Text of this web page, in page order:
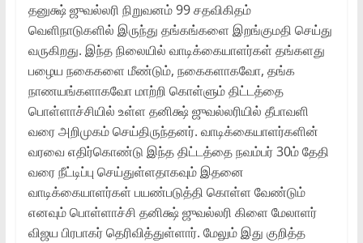
தனுக்ஷ் ஜுவல்லரி நிறுவனம் 99 சதவிகிதம்
வெளிநாடுகளில் இருந்து தங்கங்களை இறங்குமதி செய்து
வருகிறது. இந்த நிலையில் வாடிக்கையாளர்கள் தங்களது
பழைய நகைகளை மீண்டும், நகைகளாகவோ, தங்க
நாணயங்களாகவோ மாற்றி கொள்ளும் திட்டத்தை
பொள்ளாச்சியில் உள்ள தனிக்ஷ் ஜுவல்லரியில் தீபாவளி
வரை அறிமுகம் செய்திருந்தனர். வாடிக்கையாளர்களின்
வரவை எதிர்கொண்டு இந்த திட்டத்தை நவம்பர் 30ம் தேதி
வரை நீட்டிப்பு செய்துள்ளதாகவும் இதனை
வாடிக்கையாளர்கள் பயண்படுத்தி கொள்ள வேண்டும்
எனவும் பொள்ளாச்சி தனிக்ஷ் ஜுவல்லரி கிளை மேலாளர்
விஜய பிரபாகர் தெரிவித்துள்ளார். மேலும் இது குறித்த